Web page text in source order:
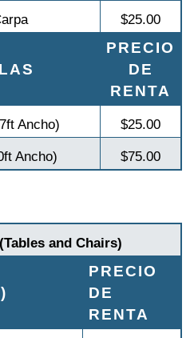
$25.00
PRECIO
DE
RENTA
Ancho)
$25.00
Ancho)
$75.00
and Chairs)
PRECIO
DE
RENTA